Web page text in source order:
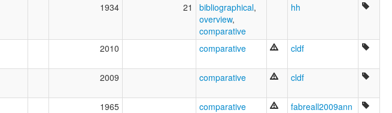
1934 21 bibliographical,
overview,
comparative
hh
2010 comparative cldf
2009 comparative cldf
1965 comparative fabreall2009ann